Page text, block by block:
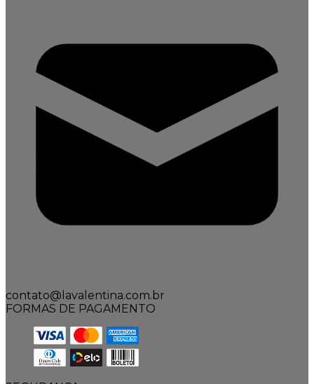
contato@lavalentina.com.br
FORMAS DE PAGAMENTO